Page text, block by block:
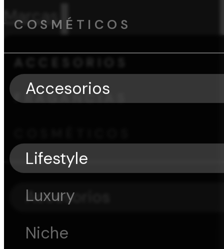
Marcas
ACCESORIOS
FRAGANCIAS
Accesorios
COSMÉTICOS
Accesorios
Lifestyle
Luxury
Niche